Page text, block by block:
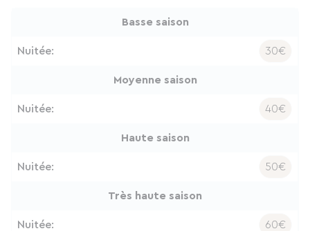
Basse saison
Nuitée: 30€
Moyenne saison
Nuitée: 40€
Haute saison
Nuitée: 50€
Très haute saison
Nuitée: 60€